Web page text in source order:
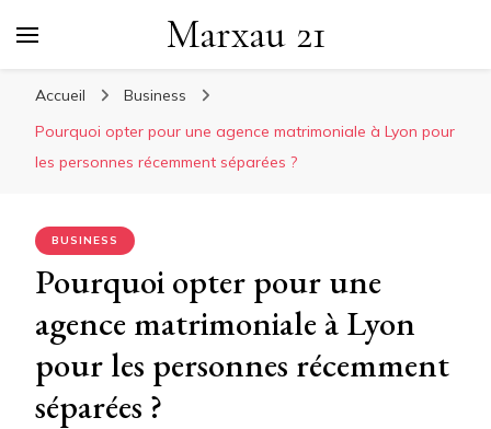
Marxau 21
Accueil
Business
Pourquoi opter pour une agence matrimoniale à Lyon pour
les personnes récemment séparées ?
BUSINESS
Pourquoi opter pour une
agence matrimoniale à Lyon
pour les personnes récemment
séparées ?